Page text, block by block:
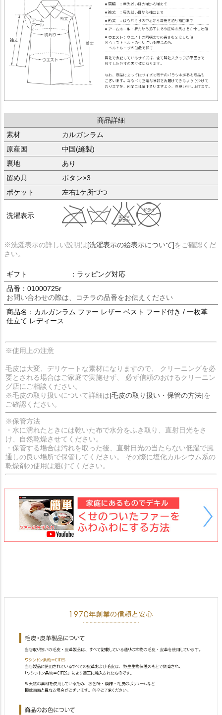
商品詳細
素材
カルガンラム
原産国
中国(縫製)
裏地
あり
留め具
ボタン×3
ポケット
左右1ケ所づつ
洗濯表示
※洗濯表示の詳しい説明は[洗濯表示の絵表示について]をご確認くだ
さい。
ギフト
：ラッピング対応
品番：01000725r
お問い合わせの際は、コチラの品番をお伝えください
商品名：カルガンラム ファー レザー ベスト フード付き / 一枚革
仕立て レディース
※使用上の注意
毛皮は大変、デリケートな素材になりますので、 クリーニングを必
要とされる場合はご家庭で実施せず、 必ず信頼のおけるクリーニン
グ店にご相談ください。
※毛皮の取り扱いについて詳細は[毛皮の取り扱い・保管の方法]を
ご確認ください。
※保管方法
・水に濡れたときには乾いた布で水分をふき取り、直射日光をさ
け、自然乾燥させてください。
・保管する場合は汚れを取った後、直射日光の当たらない低湿で風
通しの良い場所で保管してください。 その際に塩化カルシウム系の
乾燥剤の使用は避けてください。